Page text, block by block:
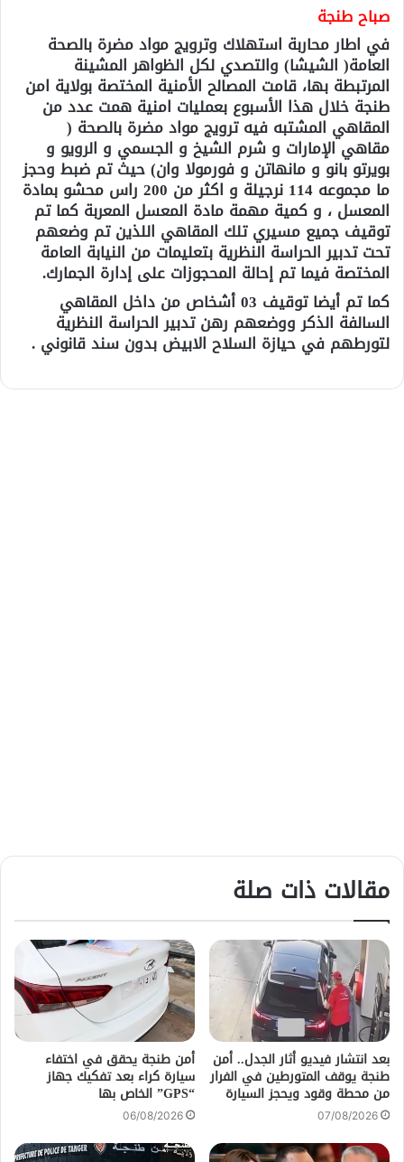
صباح طنجة
في اطار محاربة استهلاك وترويج مواد مضرة بالصحة
العامة( الشيشا) والتصدي لكل الظواهر المشينة
المرتبطة بها، قامت المصالح الأمنية المختصة بولاية امن
طنجة خلال هذا الأسبوع بعمليات امنية همت عدد من
المقاهي المشتبه فيه ترويج مواد مضرة بالصحة (
مقاهي الإمارات و شرم الشيخ و الجسمي و الرويو و
بويرتو بانو و مانهاتن و فورمولا وان) حيث تم ضبط وحجز
ما مجموعه 114 نرجيلة و اكثر من 200 راس محشو بمادة
المعسل ، و كمية مهمة مادة المعسل المعربة كما تم
توقيف جميع مسيري تلك المقاهي اللذين تم وضعهم
تحت تدبير الحراسة النظرية بتعليمات من النيابة العامة
المختصة فيما تم إحالة المحجوزات على إدارة الجمارك.
كما تم أيضا توقيف 03 أشخاص من داخل المقاهي
السالفة الذكر ووضعهم رهن تدبير الحراسة النظرية
لتورطهم في حيازة السلاح الابيض بدون سند قانوني .
مقالات ذات صلة
بعد انتشار فيديو أثار الجدل.. أمن
طنجة يوقف المتورطين في الفرار
من محطة وقود ويحجز السيارة
07/08/2026
أمن طنجة يحقق في اختفاء
سيارة كراء بعد تفكيك جهاز
“GPS” الخاص بها
06/08/2026